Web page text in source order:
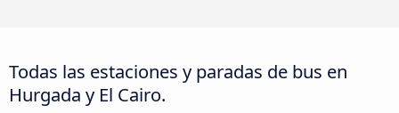
Todas las estaciones y paradas de bus en
Hurgada y El Cairo.